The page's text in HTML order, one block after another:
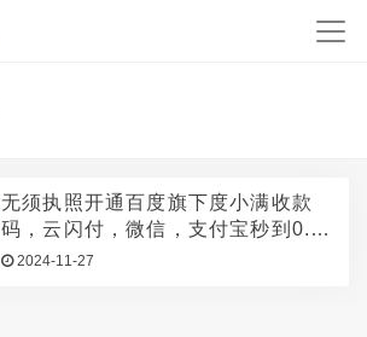
无须执照开通百度旗下度小满收款
码，云闪付，微信，支付宝秒到0.38
费率
2024-11-27